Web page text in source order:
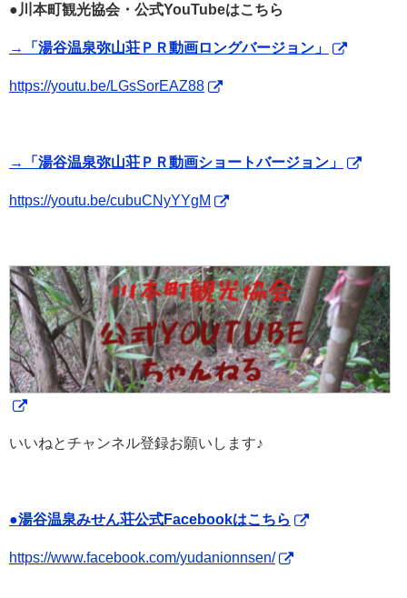
●川本町観光協会・公式YouTubeはこちら
→ 「湯谷温泉弥山荘ＰＲ動画ロングバージョン」
https://youtu.be/LGsSorEAZ88
→「湯谷温泉弥山荘ＰＲ動画ショートバージョン」
https://youtu.be/cubuCNyYYgM
いいねとチャンネル登録お願いします♪
●湯谷温泉みせん荘公式Facebookはこちら
https://www.facebook.com/yudanionnsen/